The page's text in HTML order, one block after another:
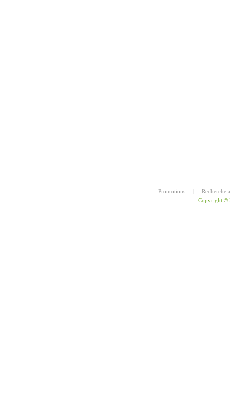
Promotions |
Recherche
Copyright ©